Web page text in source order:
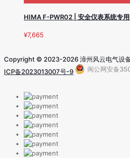
HIMA F-PWR02 | 安全仪表系统专
¥7,665
Copyright © 2023-2026 漳州风云电气设备
ICP备2023013007号-9
闽公网安备